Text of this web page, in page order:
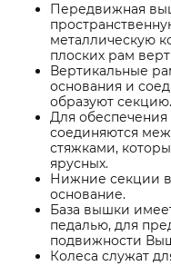
Передвижная
металлическую
плоских рам
Вертикальные
основания и
образуют секцию.
Для
соединяются
стяжками,
ярусных.
Нижние секции
основание.
База вышки
педалью, для
подвижности
Колеса служат